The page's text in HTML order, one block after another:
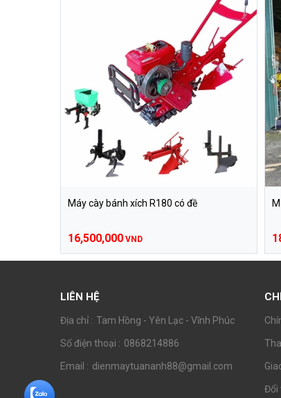
Máy cày bánh xích R180 có đề
16,500,000 VND
LIÊN HỆ
Địa chỉ : Tam Hồng - Yên Lạc - Vĩnh Phúc
Số điện thoại : 0868214886
Email : dienmaytuananh88@gmail.com
Đổi